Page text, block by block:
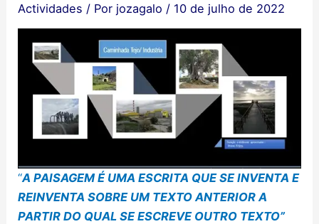
Actividades / Por jozagalo / 10 de julho de 2022
“A PAISAGEM É UMA ESCRITA QUE SE INVENTA E
REINVENTA SOBRE UM TEXTO ANTERIOR A
PARTIR DO QUAL SE ESCREVE OUTRO TEXTO”